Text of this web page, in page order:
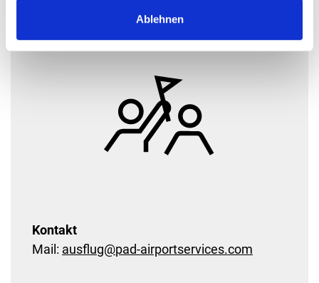
Ablehnen
Kontakt
Mail: ausflug@pad-airportservices.com